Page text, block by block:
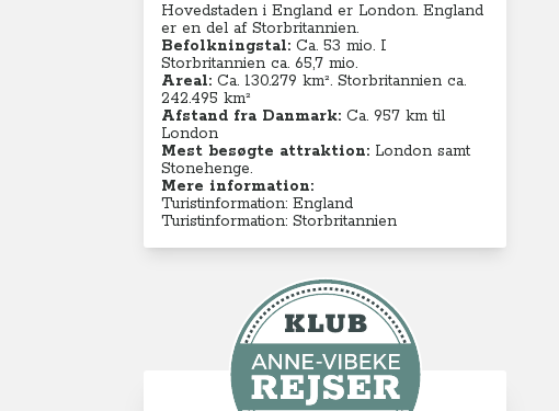
Hovedstaden i England er London. England
er en del af Storbritannien.
Befolkningstal: Ca. 53 mio. I
Storbritannien ca. 65,7 mio.
Areal: Ca. 130.279km². Storbritannien ca.
242.495 km²
Afstand fra Danmark: Ca. 957 km til
London
Mest besøgte attraktion: London samt
Stonehenge.
Mere information:
Turistinformation: England
Turistinformation: Storbritannien